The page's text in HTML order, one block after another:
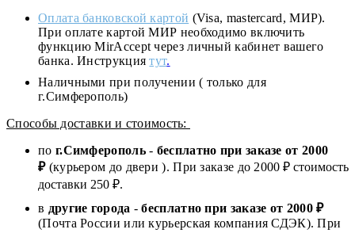
Оплата банковской картой (Visa, mastercard, МИР).
При оплате картой МИР необходимо включить
функцию MirAccept через личный кабинет вашего
банка. Инструкциятут.
Наличными при получении ( только для
г.Симферополь)
Способы доставки и стоимость:
по г.Симферополь- бесплатно при заказе от 2000
₽(курьером до двери ). При заказе до 2000 ₽ стоимость
доставки 250 ₽.
в другие города -бесплатно при заказе от 2000 ₽
(Почта России или курьерская компания СДЭК). При